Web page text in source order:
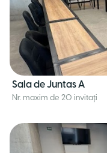
Sala de Juntas A
Nr. maxim de 20 invitați